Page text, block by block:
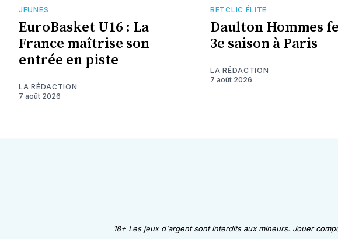
JEUNES
EuroBasket U16 : La
France maîtrise son
entrée en piste
LA RÉDACTION
7 août 2026
BETCLIC ÉLITE
Daulton Hommes
3e saison à Paris
LA RÉDACTION
7 août 2026
18+ Les jeux d'argent sont interdits aux mineurs. Jouer